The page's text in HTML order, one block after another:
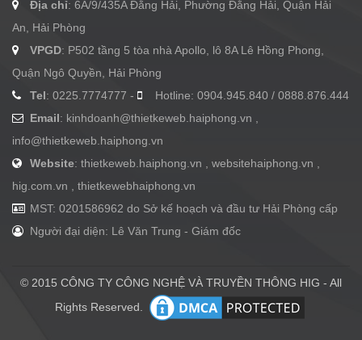
Địa chỉ: 6A/9/435A Đằng Hải, Phường Đằng Hải, Quận Hải
An, Hải Phòng
VPGD: P502 tầng 5 tòa nhà Apollo, lô 8A Lê Hồng Phong,
Quận Ngô Quyền, Hải Phòng
Tel: 0225.7774777 -
Hotline: 0904.945.840 / 0888.876.444
Email: kinhdoanh@thietkeweb.haiphong.vn ,
info@thietkeweb.haiphong.vn
Website: thietkeweb.haiphong.vn , websitehaiphong.vn ,
hig.com.vn , thietkewebhaiphong.vn
MST: 0201586962 do Sở kế hoạch và đầu tư Hải Phòng cấp
Người đại diện: Lê Văn Trung - Giám đốc
© 2015 CÔNG TY CÔNG NGHỆ VÀ TRUYỀN THÔNG HIG - All
Rights Reserved.